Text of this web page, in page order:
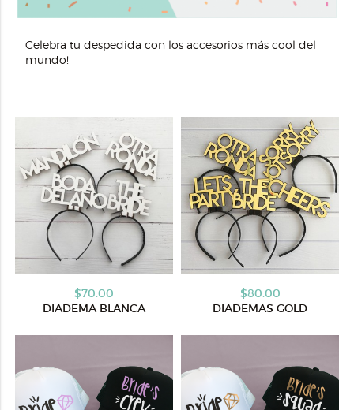
Celebra tu despedida con los accesorios más cool del
mundo!
$70.00
DIADEMA BLANCA
$80.00
DIADEMAS GOLD